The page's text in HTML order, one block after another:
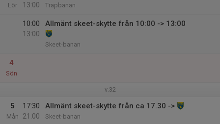
Lör
13:00
Trapbanan
10:00
13:00
Allmänt skeet-skytte från 10:00 -> 13:00
Skeet-banan
4
Sön
v.32
5
Mån
17:30
21:00
Allmänt skeet-skytte från ca 17.30 ->
Skeet-banan